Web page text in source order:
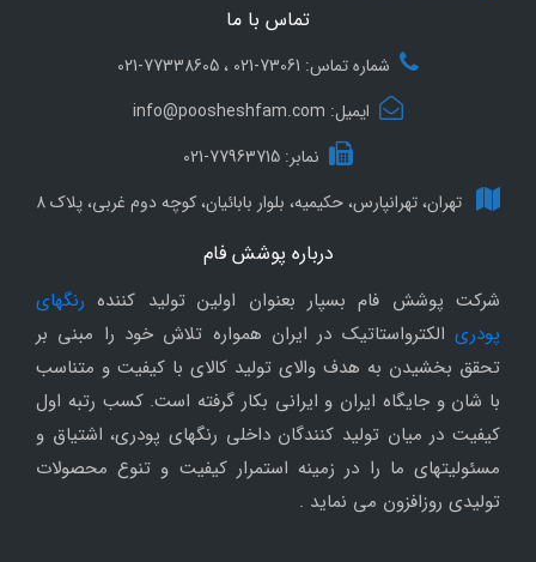
تماس با ما
شماره تماس: 73061-021 ، 77338605-021
ایمیل: info@poosheshfam.com
نمابر: 77963715-021
تهران، تهرانپارس، حکیمیه، بلوار بابائیان، کوچه دوم غربی، پلاک 8
درباره پوشش فام
شرکت پوشش فام بسپار بعنوان اولین تولید کننده رنگهای
پودری الکترواستاتیک در ایران همواره تلاش خود را مبنی بر
تحقق بخشیدن به هدف والای تولید کالای با کیفیت و متناسب
با شان و جایگاه ایران و ایرانی بکار گرفته است. کسب رتبه اول
کیفیت در میان تولید کنندگان داخلی رنگهای پودری، اشتیاق و
مسئولیتهای ما را در زمینه استمرار کیفیت و تنوع محصولات
تولیدی روزافزون می نماید .